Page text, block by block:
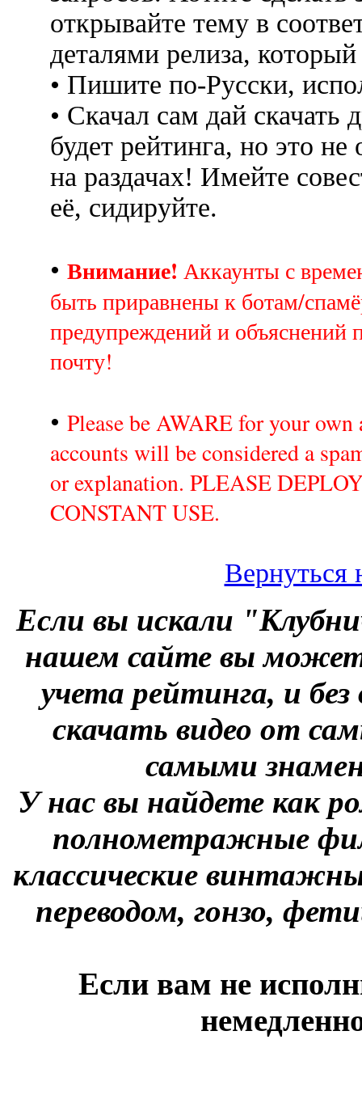
открывайте тему в
деталями релиза,
• Пишите по-Русски,
• Скачал сам дай скачать
будет рейтинга, но это не
на раздачах! Имейте
её, сидируйте.
• Внимание! Аккаунты с
быть приравнены к ботам/
предупреждений и объяснений
почту!
• Please be AWARE for your
accounts will be considered a
or explanation. PLEASE
CONSTANT USE.
Вернуться
Если вы искали
нашем сайте вы
учета рейтинга, и
скачать видео от
самыми
У нас вы найдете как
полнометражные
классические
переводом, гонзо,
Если вам не